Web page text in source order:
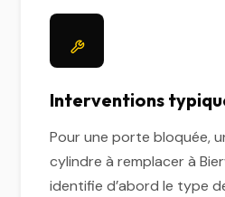
Interventions
Pour une porte bloquée,
cylindre à remplacer à
identifie d’abord le type